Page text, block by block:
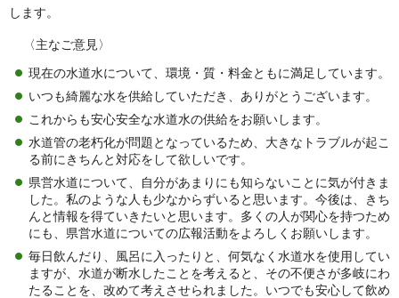
します。
〈主なご意見〉
現在の水道水について、環境・質・料金ともに満足しています。
いつも綺麗な水を供給していただき、ありがとうございます。
これからも安心安全な水道水の供給をお願いします。
水道管の老朽化が問題となっているため、大きなトラブルが起こ
る前にきちんと対応をして欲しいです。
県営水道について、自分があまりにも知らないことに気が付きま
した。私のような人も少なからずいると思います。今後は、きち
んと情報を得ていきたいと思います。多くの人が関心を持つため
にも、県営水道についての広報活動をよろしくお願いします。
毎日飲んだり、風呂に入ったりと、何気なく水道水を使用してい
ますが、水道が断水したことを考えると、その不便さが多岐にわ
たることを、改めて考えさせられました。いつでも安心して飲め